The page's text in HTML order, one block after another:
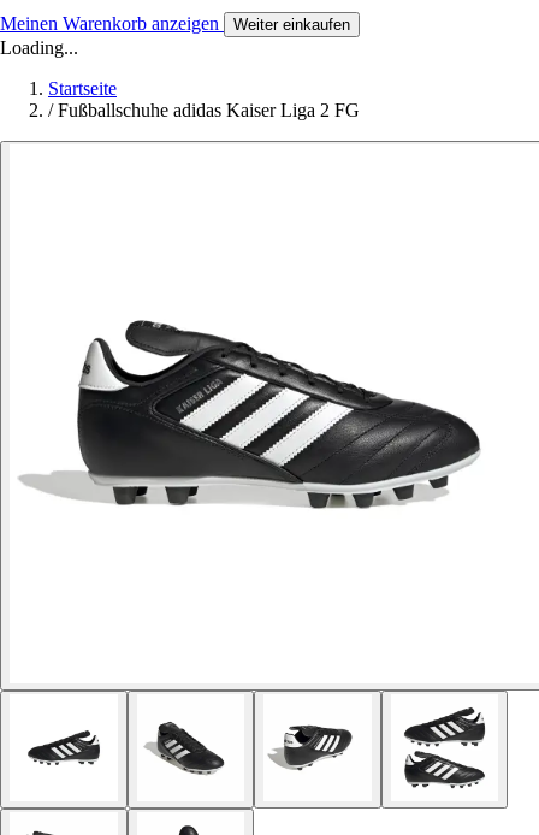
Meinen Warenkorb anzeigen Weiter einkaufen
Loading...
Startseite
/ Fußballschuhe adidas Kaiser Liga 2 FG